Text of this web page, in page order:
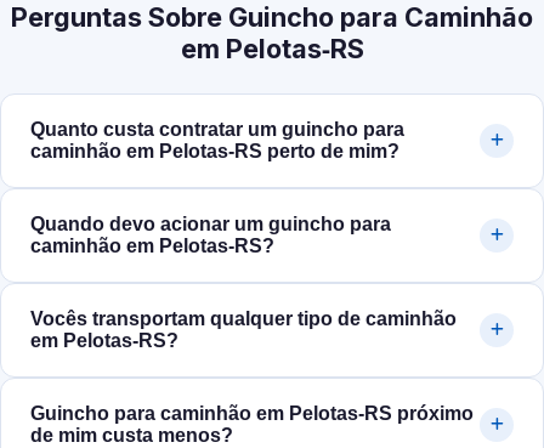
Perguntas Sobre Guincho para Caminhão
em Pelotas‑RS
Quanto custa contratar um guincho para
caminhão em Pelotas‑RS perto de mim?
Quando devo acionar um guincho para
caminhão em Pelotas‑RS?
Vocês transportam qualquer tipo de caminhão
em Pelotas‑RS?
Guincho para caminhão em Pelotas‑RS próximo
de mim custa menos?